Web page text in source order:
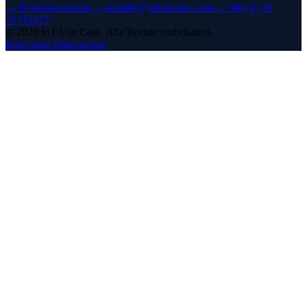
→ Kontaktformular→ kontakt@iotusecase.com→ +49 (0) 30
57714477
© 2026 IoT Use Case. Alle Rechte vorbehalten.
ImpressumDatenschutz